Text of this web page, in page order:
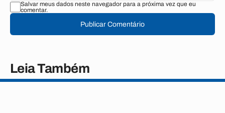
Salvar meus dados neste navegador para a próxima vez que eu
comentar.
Publicar Comentário
Leia Também